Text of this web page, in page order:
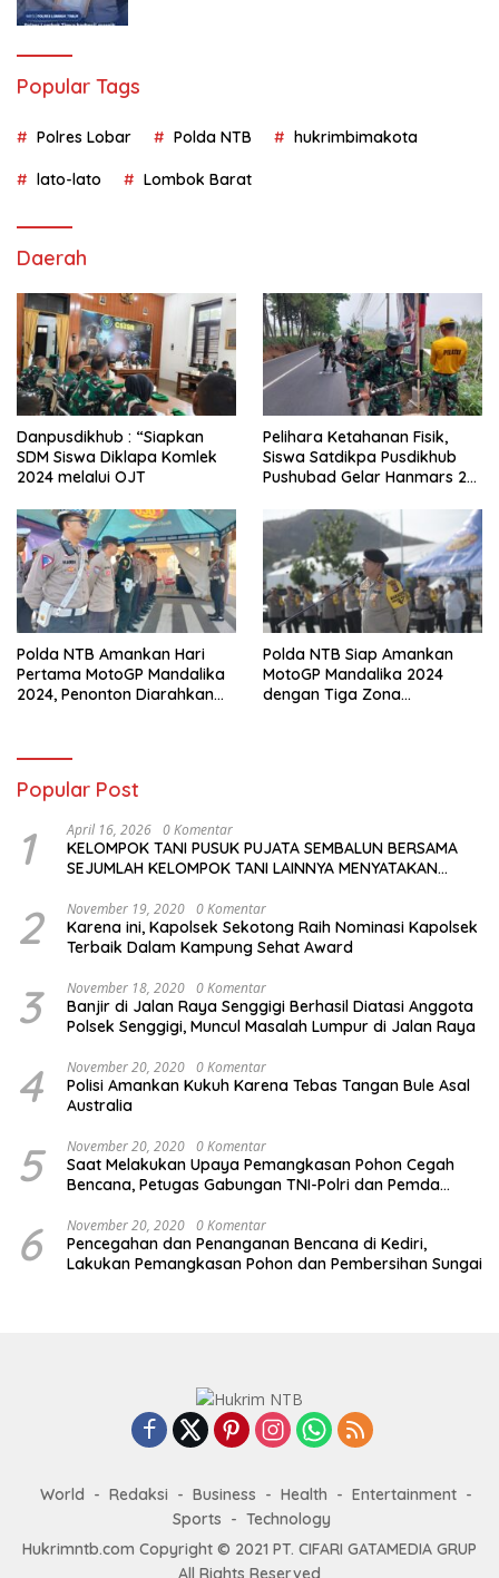
Popular Tags
Polres Lobar Polda NTB hukrimbimakota
lato-lato Lombok Barat
Daerah
Danpusdikhub : “Siapkan
SDM Siswa Diklapa Komlek
2024 melalui OJT
Pelihara Ketahanan Fisik,
Siswa Satdikpa Pusdikhub
Pushubad Gelar Hanmars 25
Polda NTB Amankan Hari
Pertama MotoGP Mandalika
2024, Penonton Diarahkan
Polda NTB Siap Amankan
MotoGP Mandalika 2024
dengan Tiga Zona
Popular Post
1 April 16, 2026 0 Komentar
KELOMPOK TANI PUSUK PUJATA SEMBALUN BERSAMA
SEJUMLAH KELOMPOK TANI LAINNYA MENYATAKAN
MENYUKSESKAN PROGRAM PEMERINTAH DI SEKTOR
HORTIKULTURA, KHUSUSNYA PROGRAM BANTUAN BENIH
BAWANG PUTIH DARI APBN 2026.
2 November 19, 2020 0 Komentar
Karena ini, Kapolsek Sekotong Raih Nominasi Kapolsek
Terbaik Dalam Kampung Sehat Award
3 November 18, 2020 0 Komentar
Banjir di Jalan Raya Senggigi Berhasil Diatasi Anggota
Polsek Senggigi, Muncul Masalah Lumpur di Jalan Raya
4 November 20, 2020 0 Komentar
Polisi Amankan Kukuh Karena Tebas Tangan Bule Asal
Australia
5 November 20, 2020 0 Komentar
Saat Melakukan Upaya Pemangkasan Pohon Cegah
Bencana, Petugas Gabungan TNI-Polri dan Pemda
6 November 20, 2020 0 Komentar
Pencegahan dan Penanganan Bencana di Kediri,
Lakukan Pemangkasan Pohon dan Pembersihan Sungai
World Redaksi Business Health
Entertainment
Sports
Technology
Hukrimntb.com Copyright © 2021 PT. CIFARI GATAMEDIA GRUP
All Rights Reserved